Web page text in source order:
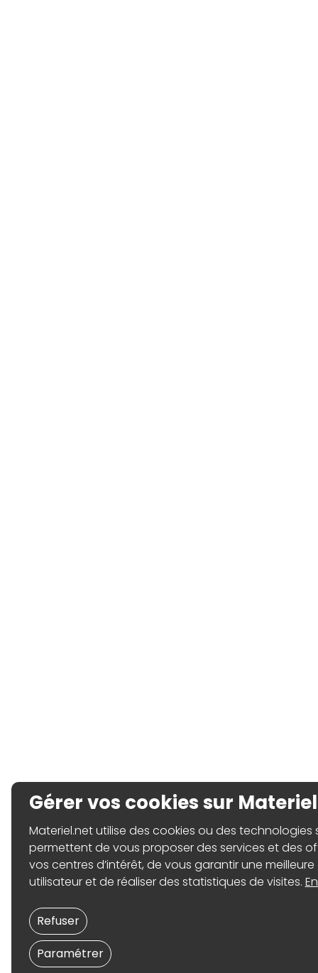
Gérer vos cookies sur
Materiel.net utilise des cookies ou des technologies
permettent de vous proposer des services et des
vos centres d’intérêt, de vous garantir une
utilisateur et de réaliser des statistiques de visites.
Paramétrer
Refuser